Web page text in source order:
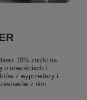
10% zniżki na
o nowościach i
z wyprzedaży i
z nim